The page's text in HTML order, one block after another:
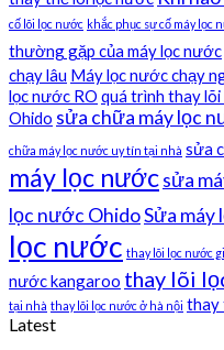
cố lõi lọc nước khắc phục sự cố máy lọc
thường gặp của máy lọc nước
chạy lâu Máy lọc nước chạy
lọc nước RO quá trình thay lõi
Ohido sửa chữa máy lọc
chữa máy lọc nước uy tín tại nhà sửa
máy lọc nướcsửa
lọc nước OhidoSửa máy
lọc nước thay lõi lọc nước
nước kangaroo thay lõi
tại nhà thay lõi lọc nước ở hà nội thay
Latest